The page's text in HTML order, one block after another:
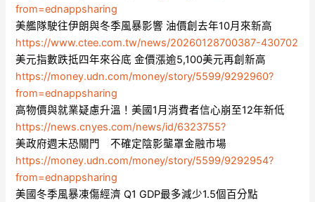
from=ednappsharing
美艦隊駛往伊朗與冬季風暴影響 油價創去年10月來新高
https://www.ctee.com.tw/news/20260128700387-430702
美元指數跌抵四年來谷底 金價漲逾5,100美元再創新高
https://money.udn.com/money/story/5599/9292960?
from=ednappsharing
高物價與就業疑慮升溫！美國1月消費者信心崩至12年新低
https://news.cnyes.com/news/id/6323755?
美政府週末恐關門 不確定陰影壟罩金融市場
https://money.udn.com/money/story/5599/9292954?
from=ednappsharing
美國冬季風暴凍傷經濟 Q1 GDP最多減少1.5個百分點